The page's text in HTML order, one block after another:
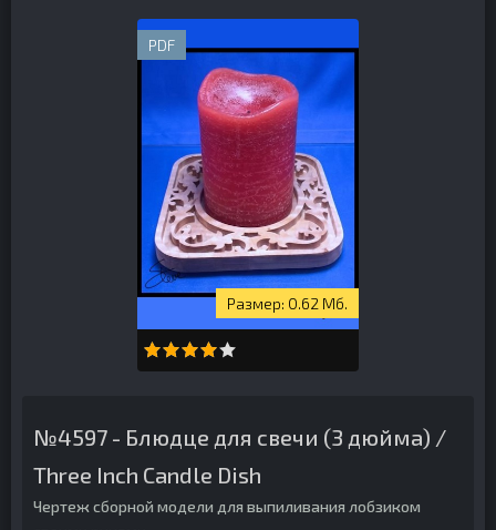
PDF
0.62 Мб.
№4597 - Блюдце для свечи (3 дюйма) /
Three Inch Candle Dish
Чертеж сборной модели для выпиливания лобзиком